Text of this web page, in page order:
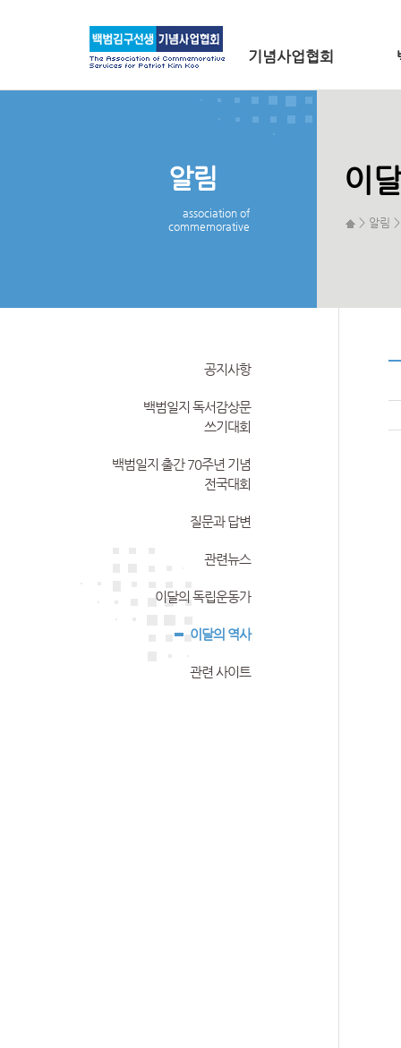
기념사업협회
알림
association of
commemorative
이
> 알림
공지사항
백범일지 독서감상문
쓰기대회
백범일지 출간 70주년 기념
전국대회
질문과 답변
관련뉴스
이달의 독립운동가
이달의 역사
관련 사이트